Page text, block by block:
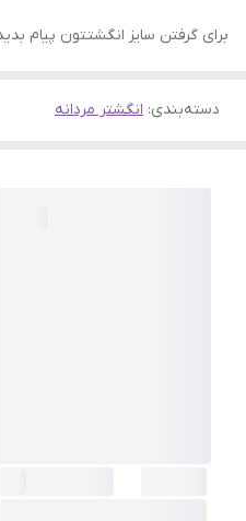
برای گرفتن سایز انگشتتون پیام
دسته‌بندی: انگشتر مردانه